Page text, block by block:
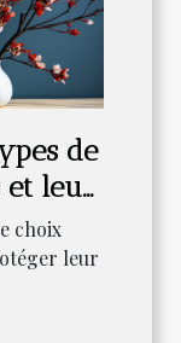
de
et leur
choix
leur